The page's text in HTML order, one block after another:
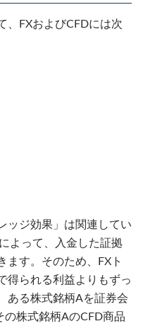
、FXおよびCFDには次
ッジ効果」は関連してい
よって、入金した証拠
ます。そのため、FXト
得られる利益よりもずっ
ある株式銘柄Aを証券会
の株式銘柄AのCFD商品